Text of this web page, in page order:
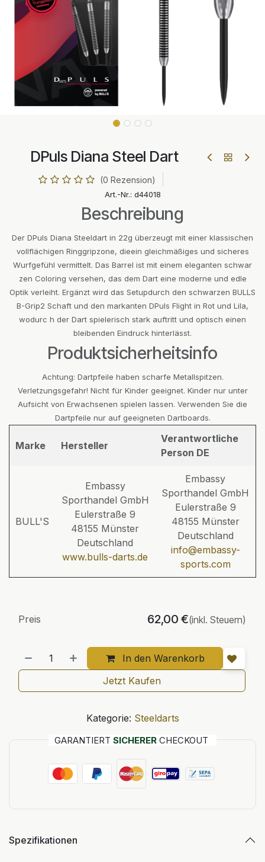
DPuls Diana Steel Dart
(0 Rezension)
Art.-Nr.: d44018
Beschreibung
Der DPuls Diana Steeldart in 22g überzeugt mit einer klassischen
vollflächigen Ringgripzone, dieein gleichmäßiges und sicheres
Wurfgefühl vermittelt. Das Barrel ist mit einem eleganten schwar
zen Coloring versehen, das dem Dart eine moderne und edle
Optik verleiht. Ergänzt wird das Setupdurch den schwarzen BULLS
B-Grip2 Schaft und den markanten DPuls Flight in Rot und Lila,
wodurc h der Dart spielerisch stark auftritt und optisch einen
bleibenden Eindruck hinterlässt.
Produktsicherheitsinfo
Achtung: Dartpfeile haben scharfe Metallspitzen.
Verletzungsgefahr! Nicht für Kinder geeignet. Kinder nur unter
Aufsicht von Erwachsenen spielen lassen. Verwenden Sie die
Dartpfeile nur auf geeigneten Dartboards.
Marke Hersteller
Verantwortliche
Person DE
BULL'S
Embassy
Sporthandel GmbH
Eulerstraße 9
48155 Münster
Deutschland
www.bulls-darts.de
Embassy
Sporthandel GmbH
Eulerstraße 9
48155 Münster
Deutschland
info@embassy-
sports.com
In den Warenkorb
Preis 62,00 €(inkl. Steuern)
Jetzt Kaufen
Kategorie: Steeldarts
GARANTIERT SICHERER CHECKOUT
Spezifikationen